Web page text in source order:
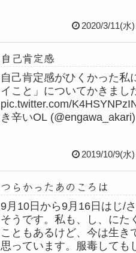
と。多くの支...
2020/3/11(水
自己肯定感
自己肯定感がひくかった私
イこと」についてかきまし
pic.twitter.com/
き辛いOL
2019/10/9(水
つらかったあのころは
9月10日から9月16日はじ/
そうです。私も、し、にた
こともあるけど、今は生き
思っています。服毒しても